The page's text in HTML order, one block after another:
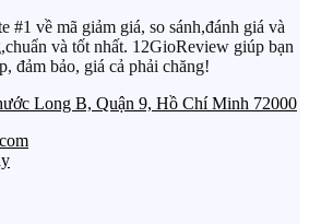
#1 về mã giảm giá, so sánh,đánh giá và
và tốt nhất. 12GioReview giúp bạn
đảm bảo, giá cả phải chăng!
Long B, Quận 9, Hồ Chí Minh 72000